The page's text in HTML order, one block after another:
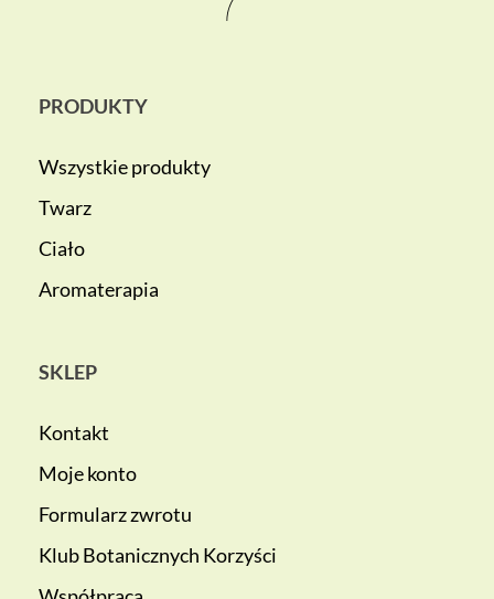
PRODUKTY
Wszystkie produkty
Twarz
Ciało
Aromaterapia
SKLEP
Kontakt
Moje konto
Formularz zwrotu
Klub Botanicznych Korzyści